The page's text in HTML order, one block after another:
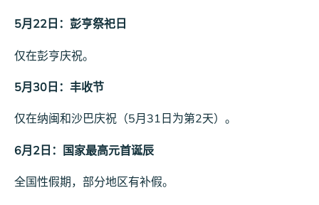
5月22日：彭亨祭祀日
仅在彭亨庆祝。
5月30日：丰收节
仅在纳闽和沙巴庆祝（5月31日为第2天）。
6月2日：国家最高元首诞辰
全国性假期，部分地区有补假。